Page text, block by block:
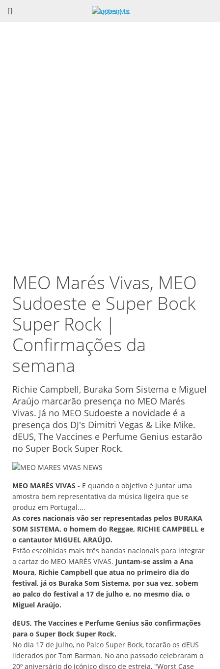
MEO Marés Vivas, MEO
Sudoeste e Super Bock
Super Rock |
Confirmações da
semana
Richie Campbell, Buraka Som Sistema e Miguel
Araújo marcarão presença no MEO Marés
Vivas. Já no MEO Sudoeste a novidade é a
presença dos DJ's Dimitri Vegas & Like Mike.
dEUS, The Vaccines e Perfume Genius estarão
no Super Bock Super Rock.
MEO MARÉS VIVAS - E quando o objetivo é Juntar uma
amostra bem representativa da música ligeira que se
produz em Portugal....
As cores nacionais vão ser representadas pelos BURAKA
SOM SISTEMA, o homem do Reggae, RICHIE CAMPBELL e
o cantautor MIGUEL ARAÚJO.
Estão escolhidas mais três bandas nacionais para integrar
o cartaz do MEO MARÉS VIVAS. Juntam-se assim a Ana
Moura, Richie Campbell que atua no primeiro dia do
festival, já os Buraka Som Sistema, por sua vez, sobem
ao palco do festival a 17 de julho e, no mesmo dia, o
Miguel Araújo.
dEUS, The Vaccines e Perfume Genius são confirmações
para o Super Bock Super Rock.
No dia 17 de Julho, no Palco Super Bock, tocarão os dEUS
liderados por Tom Barman. No ano passado celebraram o
20º aniversário do icónico disco de estreia, "Worst Case